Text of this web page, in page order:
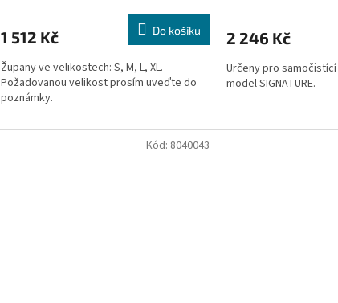
1 512 Kč Do košíku
Župany ve velikostech: S, M, L, XL.
Požadovanou velikost prosím uveďte do
poznámky.
2 246 Kč
Určeny pro
model SIGNATURE.
Kód: 8040043